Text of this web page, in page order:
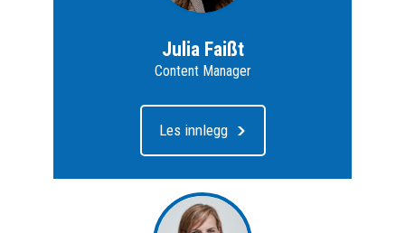
Julia Faißt
Content Manager
Les innlegg